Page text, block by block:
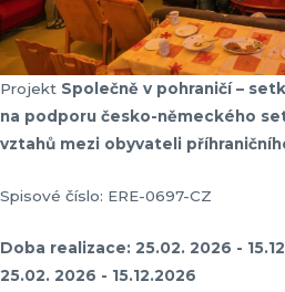
Projekt Společně v pohraničí –
na podporu česko-německého
vztahů mezi obyvateli
Spisové číslo: ERE-0697-CZ
Doba realizace: 25.02. 2026 -
25.02. 2026 - 15.12.2026